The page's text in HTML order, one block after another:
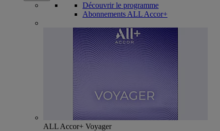
Découvrir le programme
Abonnements ALL Accor+
ALL Accor+ Voyager